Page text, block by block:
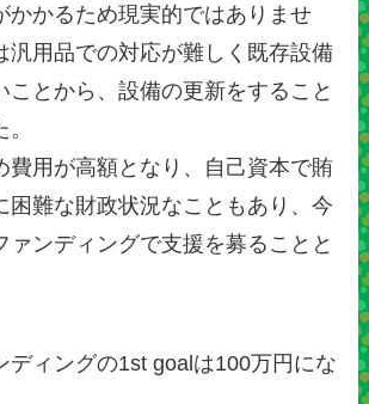
かかるため現実的ではありませ
汎用品での対応が難しく既存設備
ことから、設備の更新をすること
費用が高額となり、自己資本で賄
困難な財政状況なこともあり、今
ァンディングで支援を募ることと
ディングの1st goalは100万円にな